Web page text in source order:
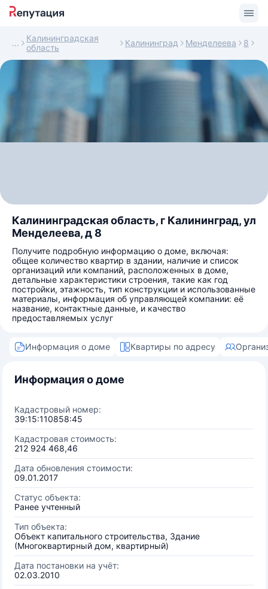
Калининградская
область
Калининград Менделеева 8
Калининградская область, г Калининград, ул
Менделеева, д 8
Получите подробную информацию о доме, включая:
общее количество квартир в здании, наличие и список
организаций или компаний, расположенных в доме,
детальные характеристики строения, такие как год
постройки, этажность, тип конструкции и использованные
материалы, информация об управляющей компании: её
название, контактные данные, и качество
предоставляемых услуг
Информация о доме Квартиры по адресу
Информация о доме
Кадастровый номер:
39:15:110858:45
Кадастровая стоимость:
212 924 468,46
Дата обновления стоимости:
09.01.2017
Статус объекта:
Ранее учтенный
Тип объекта:
Объект капитального строительства, Здание
(Многоквартирный дом, квартирный)
Дата постановки на учёт:
02.03.2010